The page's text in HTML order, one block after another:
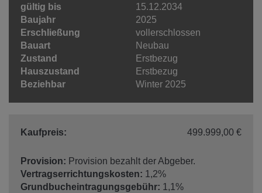
gültig bis
15.12.2034
Baujahr
2025
Erschließung
vollerschlossen
Bauart
Neubau
Zustand
Erstbezug
Hauszustand
Erstbezug
Beziehbar
Winter 2025
Kaufpreis: 499.999,00 €
Provision: Provision bezahlt der Abgeber.
Vertragserrichtungskosten: 1,2%
Grundbucheintragungsgebühr: 1,1%